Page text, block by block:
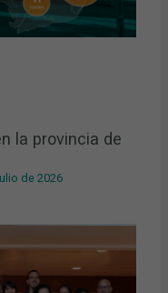
la provincia de
de 2026